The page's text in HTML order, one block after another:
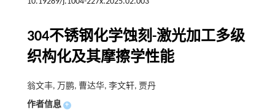
304不锈钢化学蚀刻-激光加工多级
织构化及其摩擦学性能
翁文丰, 万鹏, 曹达华, 李文轩, 贾丹
作者信息 +